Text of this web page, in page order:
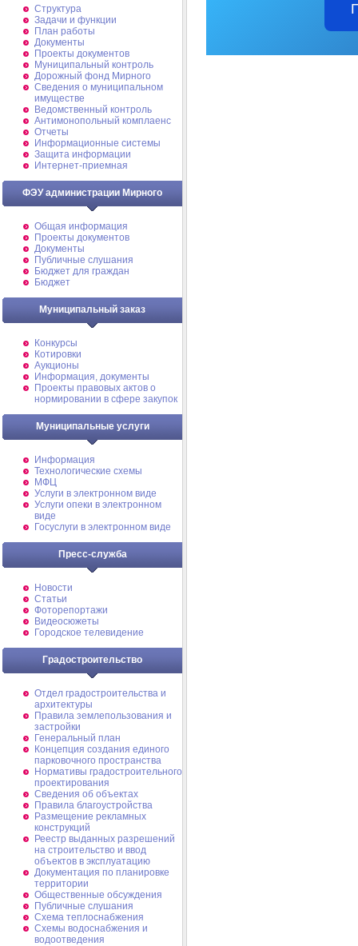
Структура
Задачи и функции
План работы
Документы
Проекты документов
Муниципальный контроль
Дорожный фонд Мирного
Cведения о муниципальном
имуществе
Ведомственный контроль
Антимонопольный комплаенс
Отчеты
Информационные системы
Защита информации
Интернет-приемная
ФЭУ администрации Мирного
Общая информация
Проекты документов
Документы
Публичные слушания
Бюджет для граждан
Бюджет
Муниципальный заказ
Конкурсы
Котировки
Аукционы
Информация, документы
Проекты правовых актов о
нормировании в сфере закупок
Муниципальные услуги
Информация
Технологические схемы
МФЦ
Услуги в электронном виде
Услуги опеки в электронном
виде
Госуслуги в электронном виде
Пресс-служба
Новости
Статьи
Фоторепортажи
Видеосюжеты
Городское телевидение
Градостроительство
Отдел градостроительства и
архитектуры
Правила землепользования и
застройки
Генеральный план
Концепция создания единого
парковочного пространства
Нормативы градостроительного
проектирования
Сведения об объектах
Правила благоустройства
Размещение рекламных
конструкций
Реестр выданных разрешений
на строительство и ввод
объектов в эксплуатацию
Документация по планировке
территории
Общественные обсуждения
Публичные слушания
Схема теплоснабжения
Схемы водоснабжения и
водоотведения